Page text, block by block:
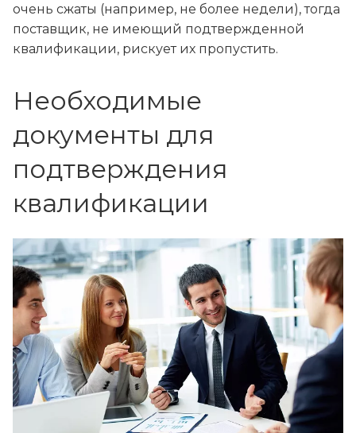
очень сжаты (например, не более недели), тогда
поставщик, не имеющий подтвержденной
квалификации, рискует их пропустить.
Необходимые
документы для
подтверждения
квалификации